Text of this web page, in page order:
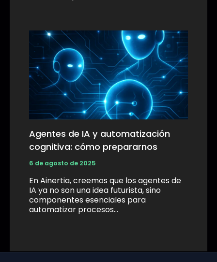
Agentes de IA y automatización
cognitiva: cómo prepararnos
6 de agosto de 2025
En Ainertia, creemos que los agentes de
IA ya no son una idea futurista, sino
componentes esenciales para
automatizar procesos…